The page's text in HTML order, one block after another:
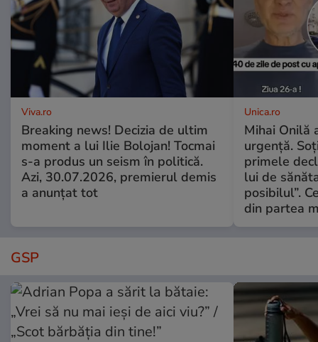
Viva.ro
Breaking news! Decizia de ultim
moment a lui Ilie Bolojan! Tocmai
s-a produs un seism în politică.
Azi, 30.07.2026, premierul demis
a anunțat tot
Unica.ro
Mihai Onilă
urgență.
primele
lui de
posibilul”.
din partea
GSP